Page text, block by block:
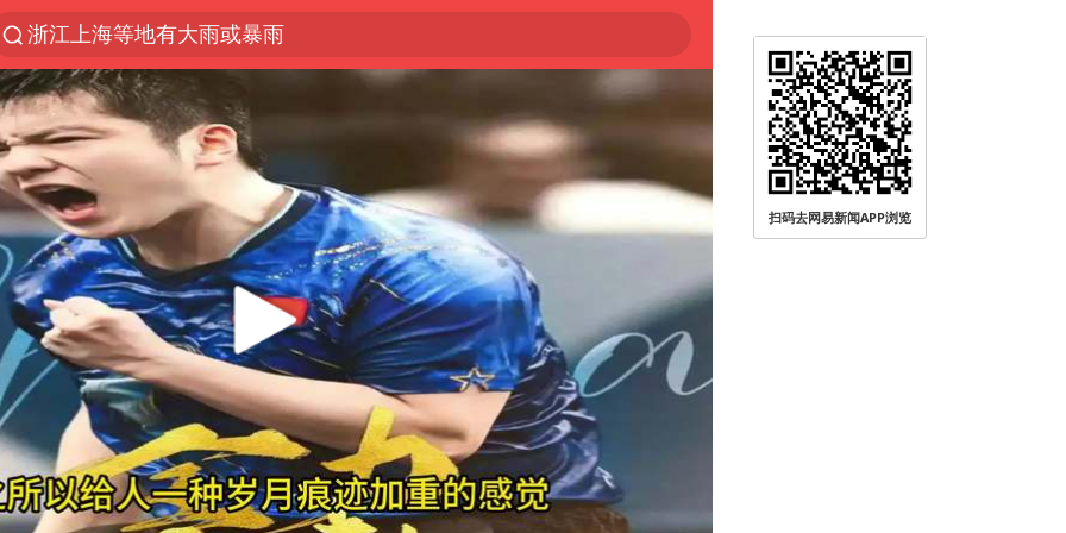
浙江上海等地有大雨或暴雨
解锁各地夏日限定体验
河南潜逃10日重大刑案嫌疑人落网
西湖突现狂风暴雨 游客瞬间被浇透
马克·艾伦退出斯诺克中国公开赛
金饰克价一夜涨回1300元
新疆景区自驾服务费改为按车收费
永和豆浆创始人林炳生去世
视频丨中国东方电气集团原党组副书记、董事宋致远被查
白海豚将正面袭击贯穿浙江
浙江台州《告全体市民书》
扫码去网易新闻APP浏览